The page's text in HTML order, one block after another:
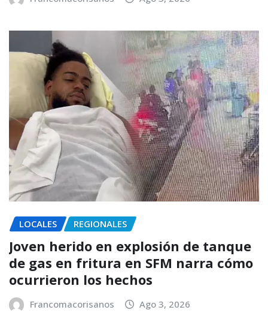
LOCALES REGIONALES
Joven herido en explosión de tanque
de gas en fritura en SFM narra cómo
ocurrieron los hechos
Francomacorisanos Ago 3, 2026